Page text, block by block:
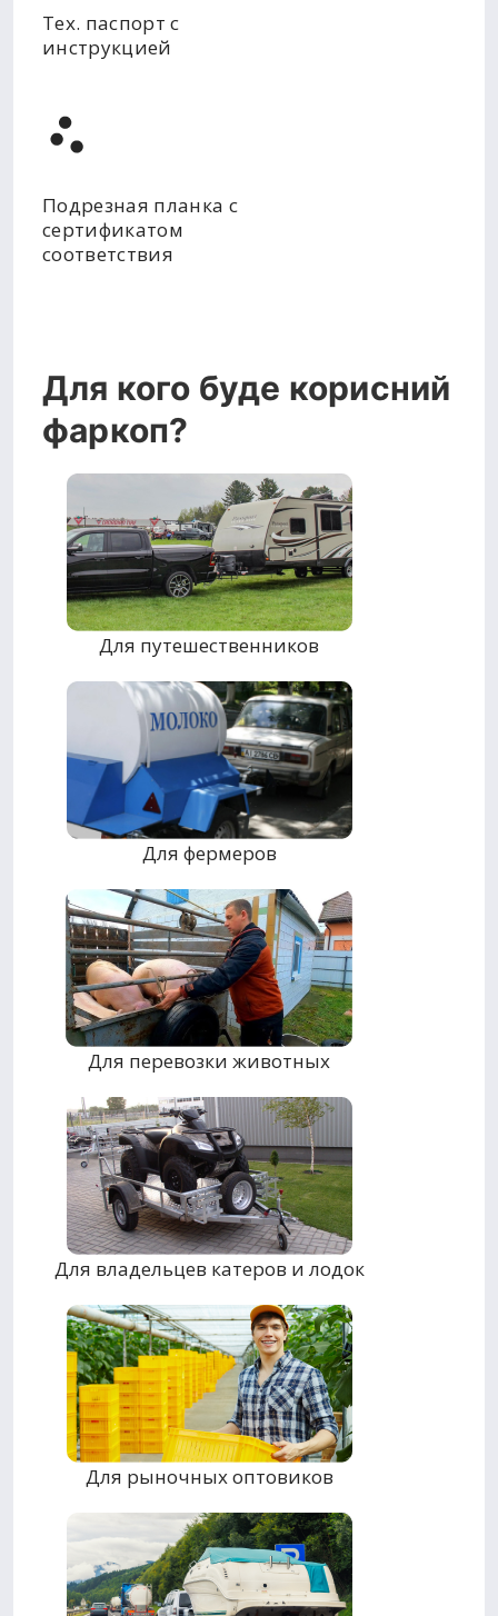
Тех. паспорт с
инструкцией
Подрезная планка с
сертификатом
соответствия
Для кого буде корисний
фаркоп?
Для путешественников
Для фермеров
Для перевозки животных
Для владельцев катеров и лодок
Для рыночных оптовиков